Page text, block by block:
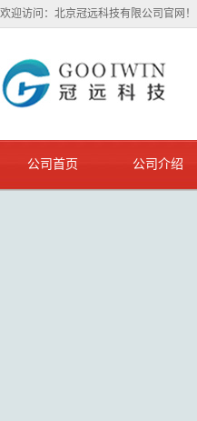
欢迎访问：北京冠远科技有限公司官网！
公司首页 公司介绍